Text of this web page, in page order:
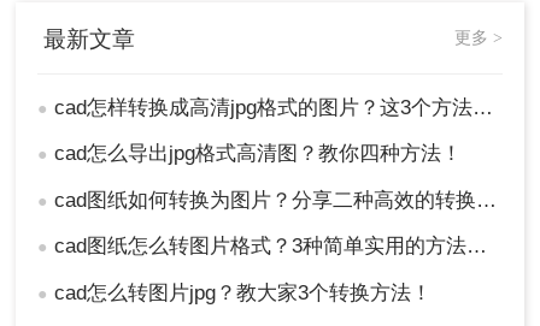
最新文章 更多 >
● cad怎样转换成高清jpg格式的图片？这3个方法了解一下
● cad怎么导出jpg格式高清图？教你四种方法！
● cad图纸如何转换为图片？分享二种高效的转换方法！
● cad图纸怎么转图片格式？3种简单实用的方法分享！
● cad怎么转图片jpg？教大家3个转换方法！